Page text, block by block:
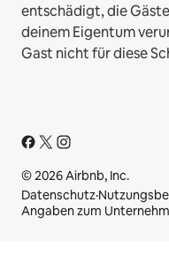
entschädigt, die
deinem Eigentum
Gast nicht für diese
© 2026 Airbnb, Inc.
Datenschutz·
Angaben zum